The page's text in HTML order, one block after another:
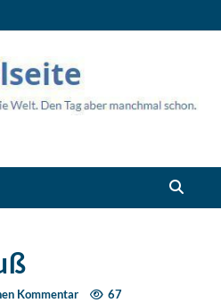
–
Sprüche
Liebe, Geburtstag & mehr. Lachen
Kommentar 67